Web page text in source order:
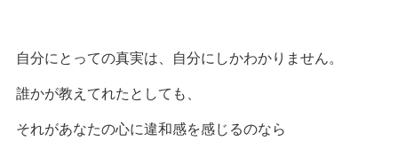
自分にとっての真実は、自分にしかわかりません。
誰かが教えてれたとしても、
それがあなたの心に違和感を感じるのなら